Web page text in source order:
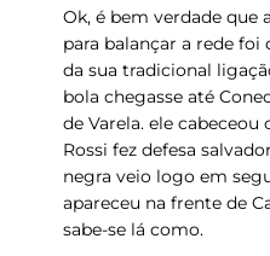
Ok, é bem verdade que
para balançar a rede foi
da sua tradicional
bola chegasse até
de Varela. ele
Rossi fez defesa
negra veio logo em
apareceu na frente de
sabe-se lá como.